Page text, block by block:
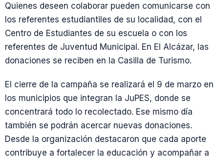
Quienes deseen colaborar pueden comunicarse con
los referentes estudiantiles de su localidad, con el
Centro de Estudiantes de su escuela o con los
referentes de Juventud Municipal. En El Alcázar, las
donaciones se reciben en la Casilla de Turismo.
El cierre de la campaña se realizará el 9 de marzo en
los municipios que integran la JuPES, donde se
concentrará todo lo recolectado. Ese mismo día
también se podrán acercar nuevas donaciones.
Desde la organización destacaron que cada aporte
contribuye a fortalecer la educación y acompañar a